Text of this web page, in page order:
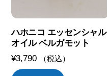
ハホニコ エッセンシャル
オイル ベルガモット
¥3,790 （税込）